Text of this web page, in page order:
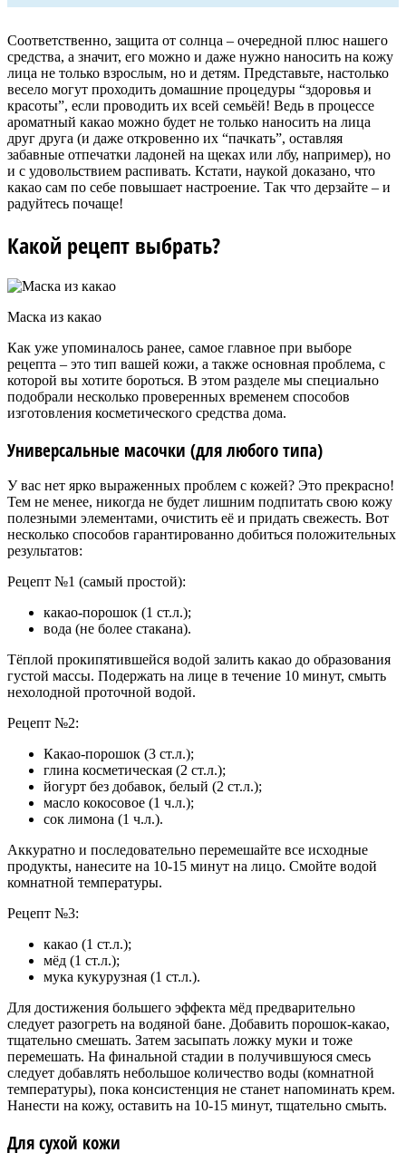
Соответственно, защита от солнца – очередной плюс нашего
средства, а значит, его можно и даже нужно наносить на кожу
лица не только взрослым, но и детям. Представьте, настолько
весело могут проходить домашние процедуры “здоровья и
красоты”, если проводить их всей семьёй! Ведь в процессе
ароматный какао можно будет не только наносить на лица
друг друга (и даже откровенно их “пачкать”, оставляя
забавные отпечатки ладоней на щеках или лбу, например), но
и с удовольствием распивать. Кстати, наукой доказано, что
какао сам по себе повышает настроение. Так что дерзайте – и
радуйтесь почаще!
Какой рецепт выбрать?
Маска из какао
Как уже упоминалось ранее, самое главное при выборе
рецепта – это тип вашей кожи, а также основная проблема, с
которой вы хотите бороться. В этом разделе мы специально
подобрали несколько проверенных временем способов
изготовления косметического средства дома.
Универсальные масочки (для любого типа)
У вас нет ярко выраженных проблем с кожей? Это прекрасно!
Тем не менее, никогда не будет лишним подпитать свою кожу
полезными элементами, очистить её и придать свежесть. Вот
несколько способов гарантированно добиться положительных
результатов:
Рецепт №1 (самый простой):
какао-порошок (1 ст.л.);
вода (не более стакана).
Тёплой прокипятившейся водой залить какао до образования
густой массы. Подержать на лице в течение 10 минут, смыть
нехолодной проточной водой.
Рецепт №2:
Какао-порошок (3 ст.л.);
глина косметическая (2 ст.л.);
йогурт без добавок, белый (2 ст.л.);
масло кокосовое (1 ч.л.);
сок лимона (1 ч.л.).
Аккуратно и последовательно перемешайте все исходные
продукты, нанесите на 10-15 минут на лицо. Смойте водой
комнатной температуры.
Рецепт №3:
какао (1 ст.л.);
мёд (1 ст.л.);
мука кукурузная (1 ст.л.).
Для достижения большего эффекта мёд предварительно
следует разогреть на водяной бане. Добавить порошок-какао,
тщательно смешать. Затем засыпать ложку муки и тоже
перемешать. На финальной стадии в получившуюся смесь
следует добавлять небольшое количество воды (комнатной
температуры), пока консистенция не станет напоминать крем.
Нанести на кожу, оставить на 10-15 минут, тщательно смыть.
Для сухой кожи